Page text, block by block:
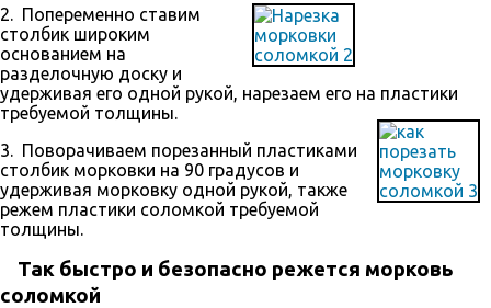
2. Попеременно ставим
столбик широким
основанием на
разделочную доску и
удерживая его одной рукой, нарезаем его на пластики
требуемой толщины.
3. Поворачиваем порезанный пластиками
столбик морковки на 90 градусов и
удерживая морковку одной рукой, также
режем пластики соломкой требуемой
толщины.
Так быстро и безопасно режется морковь
соломкой